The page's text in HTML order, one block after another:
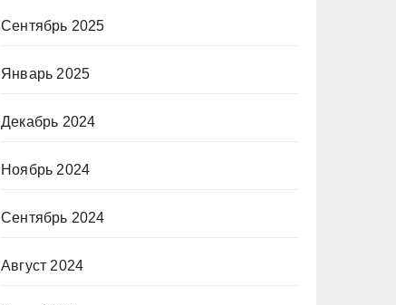
Сентябрь 2025
Январь 2025
Декабрь 2024
Ноябрь 2024
Сентябрь 2024
Август 2024